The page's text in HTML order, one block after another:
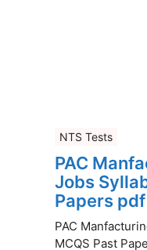
NTS Tests
PAC
Jobs
Papers pdf
PAC
MCQS Past